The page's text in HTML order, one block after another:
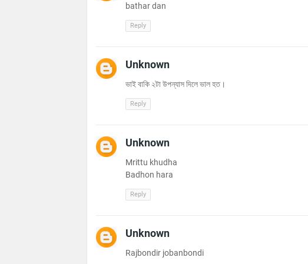
bathar dan
Reply
Unknown
ভাই বাকি ২টা উপন্যাস দিলে ভাল হত।
Reply
Unknown
Mrittu khudha
Badhon hara
Reply
Unknown
Rajbondir jobanbondi